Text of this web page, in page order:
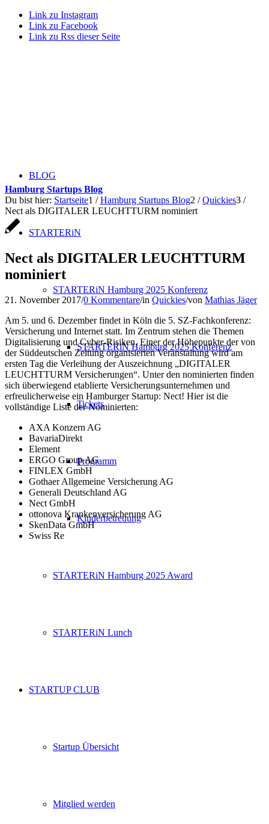
Link zu Instagram
Link zu Facebook
Link zu Rss dieser Seite
BLOG
STARTERiN
STARTERiN Hamburg 2025 Konferenz
STARTERiN Hamburg 2025 Konferenz
Tickets
Programm
Kinderbetreuung
STARTERiN Hamburg 2025 Award
STARTERiN Lunch
STARTUP CLUB
Startup Übersicht
Mitglied werden
Hamburg Startups Blog
Du bist hier: Startseite1 / Hamburg Startups Blog2 / Quickies3 /
Nect als DIGITALER LEUCHTTURM nominiert
Nect als DIGITALER LEUCHTTURM
nominiert
21. November 2017/0 Kommentare/in Quickies/von Mathias Jäger
Am 5. und 6. Dezember findet in Köln die 5. SZ-Fachkonferenz:
Versicherung und Internet statt. Im Zentrum stehen die Themen
Digitalisierung und Cyber-Risiken. Einer der Höhepunkte der von
der Süddeutschen Zeitung organisierten Veranstaltung wird am
ersten Tag die Verleihung der Auszeichnung „DIGITALER
LEUCHTTURM Versicherungen“. Unter den nominierten finden
sich überwiegend etablierte Versicherungsunternehmen und
erfreulicherweise ein Hamburger Startup: Nect! Hier ist die
vollständige Liste der Nominierten:
AXA Konzern AG
BavariaDirekt
Element
ERGO Group AG
FINLEX GmbH
Gothaer Allgemeine Versicherung AG
Generali Deutschland AG
Nect GmbH
ottonova Krankenversicherung AG
SkenData GmbH
Swiss Re